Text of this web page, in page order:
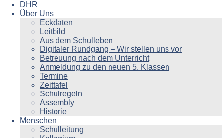
DHR
Über Uns
Eckdaten
Leitbild
Aus dem Schulleben
Digitaler Rundgang – Wir stellen uns vor
Betreuung nach dem Unterricht
Anmeldung zu den neuen 5. Klassen
Termine
Zeittafel
Schulregeln
Assembly
Historie
Menschen
Schulleitung